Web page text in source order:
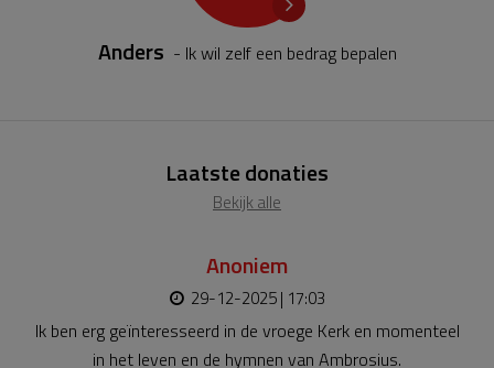
Anders - Ik wil zelf een bedrag bepalen
Laatste donaties
Bekijk alle
Anoniem
29-12-2025 | 17:03
Ik ben erg geïnteresseerd in de vroege Kerk en momenteel
in het leven en de hymnen van Ambrosius.